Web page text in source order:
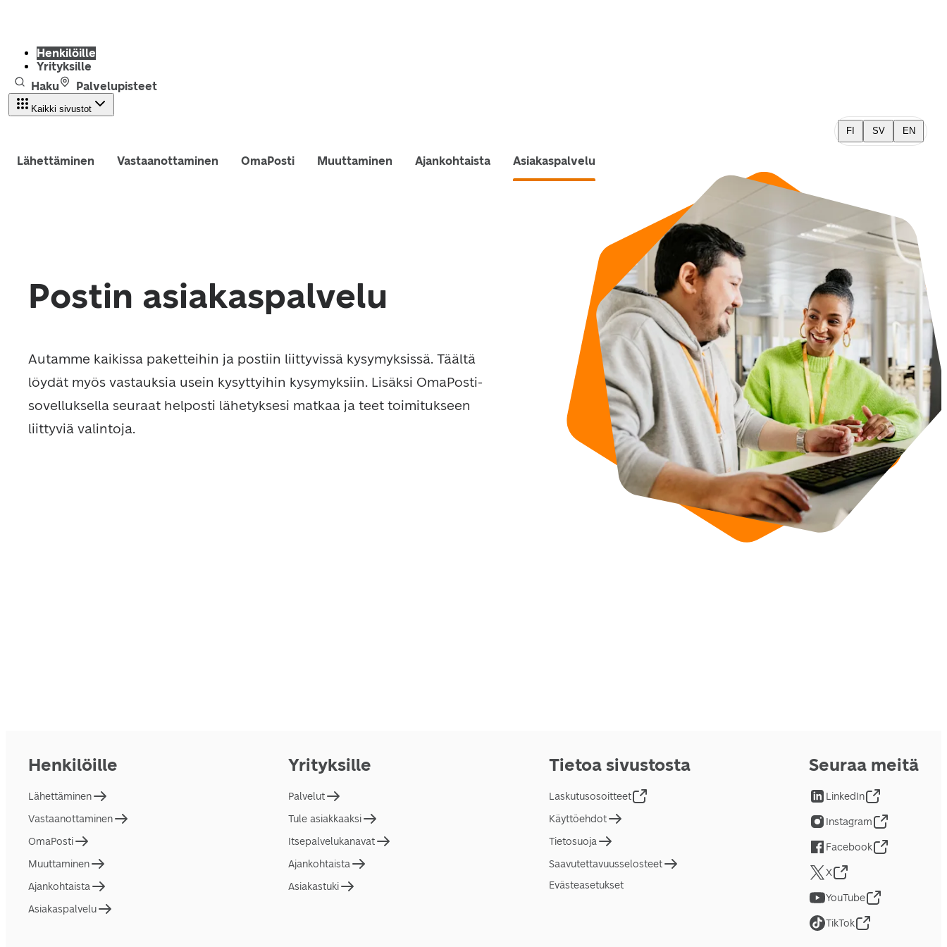
Henkilöille
Yrityksille
Haku
Palvelupisteet
Kaikki sivustot
FI SV EN
Lähettäminen Vastaanottaminen OmaPosti Muuttaminen Ajankohtaista Asiakaspalvelu
Postin asiakaspalvelu
Autamme kaikissa paketteihin ja postiin liittyvissä kysymyksissä. Täältä
löydät myös vastauksia usein kysyttyihin kysymyksiin. Lisäksi OmaPosti-
sovelluksella seuraat helposti lähetyksesi matkaa ja teet toimitukseen
liittyviä valintoja.
Henkilöille
Lähettäminen
Vastaanottaminen
OmaPosti
Muuttaminen
Ajankohtaista
Asiakaspalvelu
Yrityksille
Palvelut
Tule asiakkaaksi
Itsepalvelukanavat
Ajankohtaista
Asiakastuki
Tietoa sivustosta
Laskutusosoitteet
Käyttöehdot
Tietosuoja
Saavutettavuusselosteet
Evästeasetukset
Seuraa meitä
LinkedIn
Instagram
Facebook
X
YouTube
TikTok